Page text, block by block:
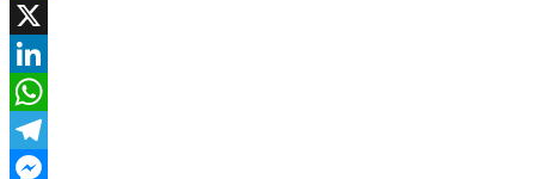
Facebook
X
LinkedIn
WhatsApp
Telegram